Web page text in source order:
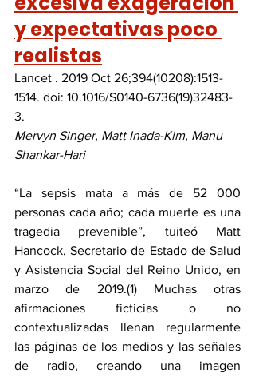
y expectativas poco
realistas
Lancet . 2019 Oct 26;394(10208):1513-
1514. doi: 10.1016/S0140-6736(19)32483-
3.
Mervyn Singer, Matt Inada-Kim, Manu
Shankar-Hari
“La sepsis mata a más de 52 000
personas cada año; cada muerte es una
tragedia prevenible”, tuiteó Matt
Hancock, Secretario de Estado de Salud
y Asistencia Social del Reino Unido, en
marzo de 2019.(1) Muchas otras
afirmaciones ficticias o no
contextualizadas llenan regularmente
las páginas de los medios y las señales
de radio, creando una imagen